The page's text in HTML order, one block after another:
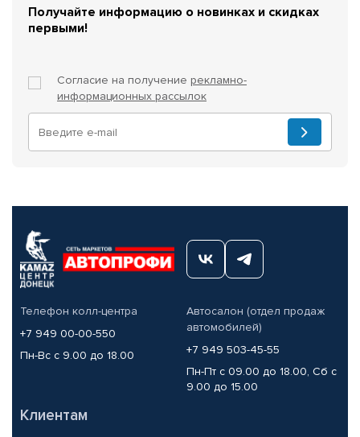
Получайте информацию о новинках и скидках
первыми!
Согласие на получение рекламно-
информационных рассылок
Телефон колл-центра
+7 949 00-00-550
Пн-Вс с 9.00 до 18.00
Автосалон (отдел продаж
автомобилей)
+7 949 503-45-55
Пн-Пт с 09.00 до 18.00, Сб с
9.00 до 15.00
Клиентам